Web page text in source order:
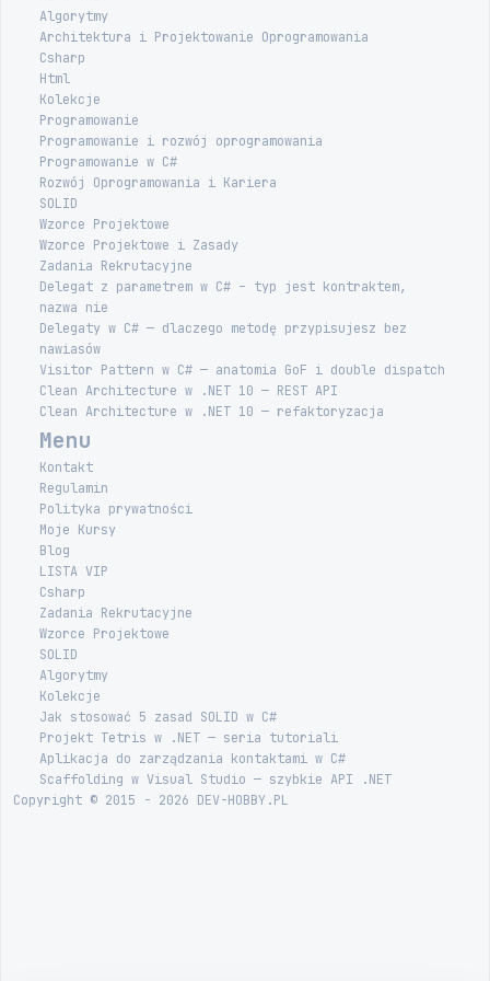
Algorytmy
Architektura i Projektowanie Oprogramowania
Csharp
Html
Kolekcje
Programowanie
Programowanie i rozwój oprogramowania
Programowanie w C#
Rozwój Oprogramowania i Kariera
SOLID
Wzorce Projektowe
Wzorce Projektowe i Zasady
Zadania Rekrutacyjne
Delegat z parametrem w C# – typ jest kontraktem,
nazwa nie
Delegaty w C# — dlaczego metodę przypisujesz bez
nawiasów
Visitor Pattern w C# — anatomia GoF i double dispatch
Clean Architecture w .NET 10 — REST API
Clean Architecture w .NET 10 — refaktoryzacja
Menu
Kontakt
Regulamin
Polityka prywatności
Moje Kursy
Blog
LISTA VIP
Csharp
Zadania Rekrutacyjne
Wzorce Projektowe
SOLID
Algorytmy
Kolekcje
Jak stosować 5 zasad SOLID w C#
Projekt Tetris w .NET — seria tutoriali
Aplikacja do zarządzania kontaktami w C#
Scaffolding w Visual Studio — szybkie API .NET
Copyright © 2015 - 2026 DEV-HOBBY.PL